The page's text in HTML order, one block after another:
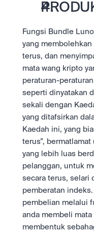
Fungsi Bundle
yang
terus, dan
mata wang kripto
peraturan-
seperti dinyatakan
sekali dengan
yang ditafsirkan
Kaedah ini, yang
terus”,
yang lebih luas
pelanggan, untuk
secara terus, selari
pemberatan
pembelian melalui
anda membeli
membentuk